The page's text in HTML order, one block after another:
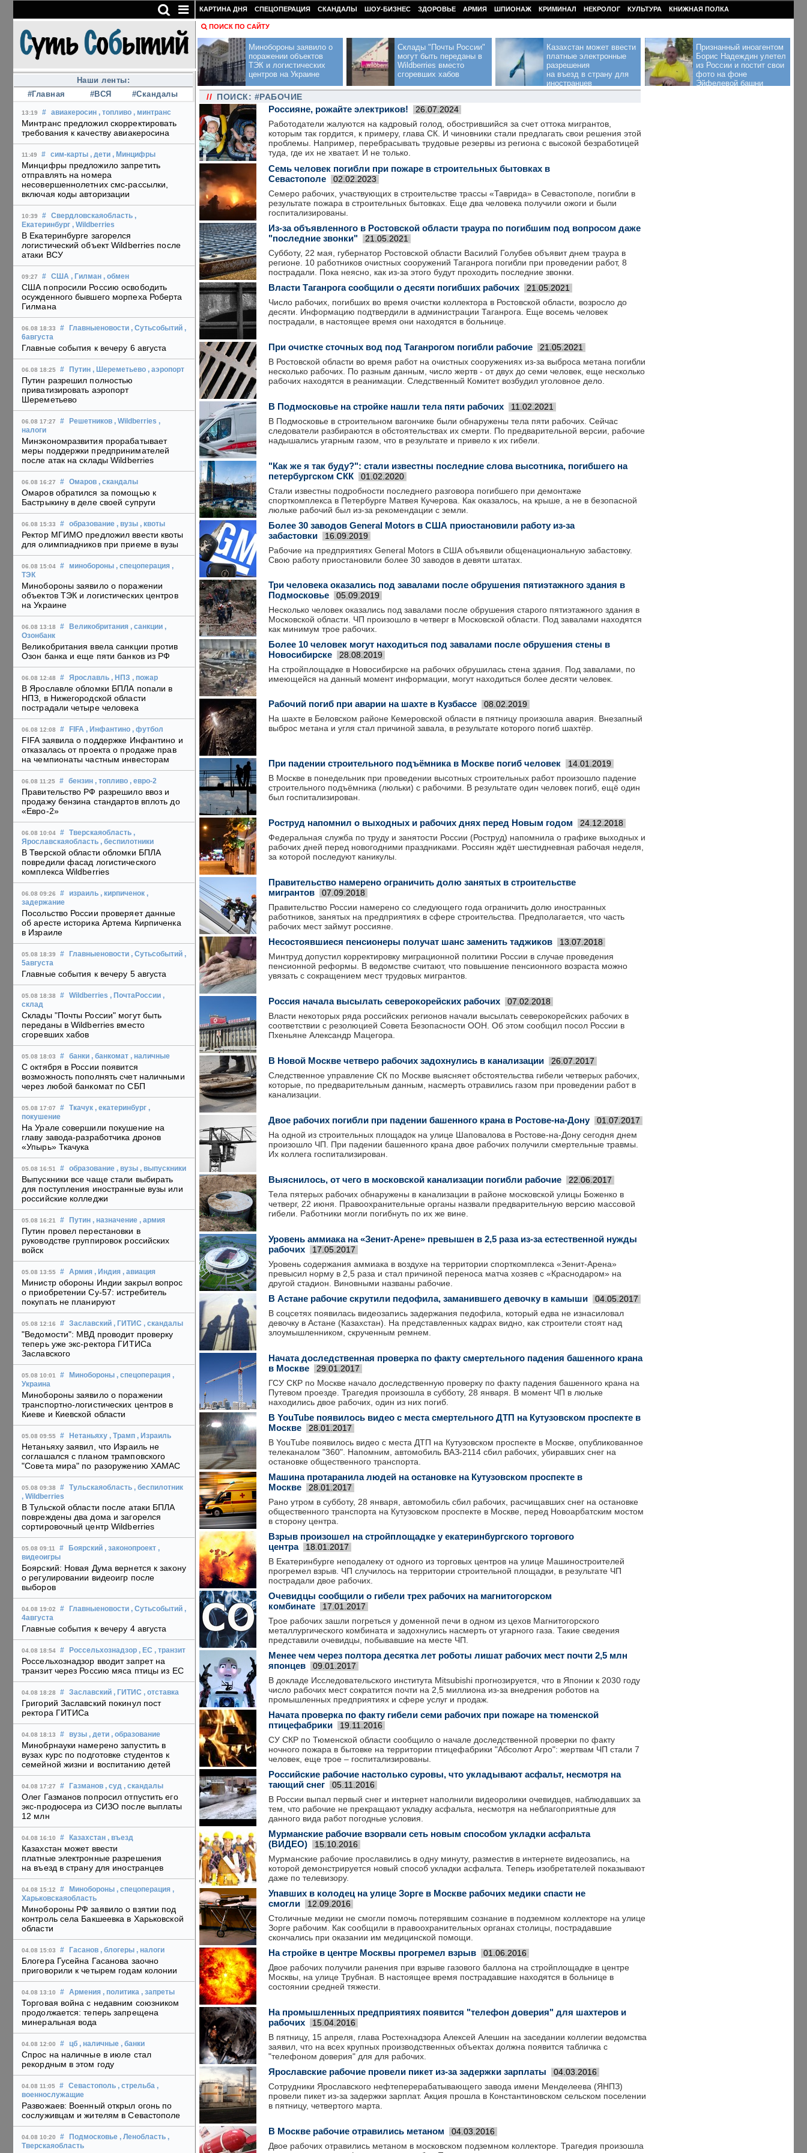
Наши ленты:
#Главная
#ВСЯ #Скандалы
13:19 # авиакеросин , топливо , минтранс
Минтранс предложил скорректировать
требования к качеству авиакеросина
11:49 # сим-карты , дети , Минцифры
Минцифры предложило запретить
отправлять на номера
несовершеннолетних смс-рассылки,
включая коды авторизации
10:39 # Свердловскаяобласть ,
Екатеринбург , Wildberries
В Екатеринбурге загорелся
логистический объект Wildberries после
атаки ВСУ
09:27 # США , Гилман , обмен
США попросили Россию освободить
осужденного бывшего морпеха Роберта
Гилмана
06.08 18:33 # Главныеновости , Сутьсобытий ,
6августа
Главные события к вечеру 6 августа
06.08 18:25 # Путин , Шереметьево , аэропорт
Путин разрешил полностью
приватизировать аэропорт
Шереметьево
06.08 17:27 # Решетников , Wildberries ,
налоги
Минэкономразвития прорабатывает
меры поддержки предпринимателей
после атак на склады Wildberries
06.08 16:27 # Омаров , скандалы
Омаров обратился за помощью к
Бастрыкину в деле своей супруги
06.08 15:33 # образование , вузы , квоты
Ректор МГИМО предложил ввести квоты
для олимпиадников при приеме в вузы
06.08 15:04 # минобороны , спецоперация ,
ТЭК
Минобороны заявило о поражении
объектов ТЭК и логистических центров
на Украине
06.08 13:18 # Великобритания , санкции ,
Озонбанк
Великобритания ввела санкции против
Озон банка и еще пяти банков из РФ
06.08 12:48 # Ярославль , НПЗ , пожар
В Ярославле обломки БПЛА попали в
НПЗ, в Нижегородской области
пострадали четыре человека
06.08 12:08 # FIFA , Инфантино , футбол
FIFA заявила о поддержке Инфантино и
отказалась от проекта о продаже прав
на чемпионаты частным инвесторам
06.08 11:25 # бензин , топливо , евро-2
Правительство РФ разрешило ввоз и
продажу бензина стандартов вплоть до
«Евро-2»
06.08 10:04 # Тверскаяобласть ,
Ярославскаяобласть , беспилотники
В Тверской области обломки БПЛА
повредили фасад логистического
комплекса Wildberries
06.08 09:26 # израиль , кирпиченок ,
задержание
Посольство России проверяет данные
об аресте историка Артема Кирпиченка
в Израиле
05.08 18:39 # Главныеновости , Сутьсобытий ,
5августа
Главные события к вечеру 5 августа
05.08 18:38 # Wildberries , ПочтаРоссии ,
склад
Склады "Почты России" могут быть
переданы в Wildberries вместо
сгоревших хабов
05.08 18:03 # банки , банкомат , наличные
С октября в России появится
возможность пополнять счет наличными
через любой банкомат по СБП
05.08 17:07 # Ткачук , екатеринбург ,
покушение
На Урале совершили покушение на
главу завода-разработчика дронов
«Упырь» Ткачука
05.08 16:51 # образование , вузы , выпускники
Выпускники все чаще стали выбирать
для поступления иностранные вузы или
российские колледжи
05.08 16:21 # Путин , назначение , армия
Путин провел перестановки в
руководстве группировок российских
войск
05.08 13:55 # Армия , Индия , авиация
Министр обороны Индии закрыл вопрос
о приобретении Су-57: истребитель
покупать не планируют
05.08 12:16 # Заславский , ГИТИС , скандалы
"Ведомости": МВД проводит проверку
теперь уже экс-ректора ГИТИСа
Заславского
05.08 10:01 # Минобороны , спецоперация ,
Украина
Минобороны заявило о поражении
транспортно-логистических центров в
Киеве и Киевской области
05.08 09:55 # Нетаньяху , Трамп , Израиль
Нетаньяху заявил, что Израиль не
соглашался с планом трамповского
"Совета мира" по разоружению ХАМАС
05.08 09:38 # Тульскаяобласть , беспилотник
, Wildberries
В Тульской области после атаки БПЛА
повреждены два дома и загорелся
сортировочный центр Wildberries
05.08 09:11 # Боярский , законопроект ,
видеоигры
Боярский: Новая Дума вернется к закону
о регулировании видеоигр после
выборов
04.08 19:02 # Главныеновости , Сутьсобытий ,
4августа
Главные события к вечеру 4 августа
04.08 18:54 # Россельхознадзор , ЕС , транзит
Россельхознадзор вводит запрет на
транзит через Россию мяса птицы из ЕС
04.08 18:28 # Заславский , ГИТИС , отставка
Григорий Заславский покинул пост
ректора ГИТИСа
04.08 18:13 # вузы , дети , образование
Минобрнауки намерено запустить в
вузах курс по подготовке студентов к
семейной жизни и воспитанию детей
04.08 17:27 # Газманов , суд , скандалы
Олег Газманов попросил отпустить его
экс-продюсера из СИЗО после выплаты
12 млн
04.08 16:10 # Казахстан , въезд
Казахстан может ввести
платные электронные разрешения
на въезд в страну для иностранцев
04.08 15:12 # Минобороны , спецоперация ,
Харьковскаяобласть
Минобороны РФ заявило о взятии под
контроль села Бакшеевка в Харьковской
области
04.08 15:03 # Гасанов , блогеры , налоги
Блогера Гусейна Гасанова заочно
приговорили к четырем годам колонии
04.08 13:10 # Армения , политика , запреты
Торговая война с недавним союзником
продолжается: теперь запрещена
минеральная вода
04.08 12:00 # цб , наличные , банки
Спрос на наличные в июле стал
рекордным в этом году
04.08 11:05 # Севастополь , стрельба ,
военнослужащие
Развожаев: Военный открыл огонь по
сослуживцам и жителям в Севастополе
04.08 10:20 # Подмосковье , Ленобласть ,
Тверскаяобласть
КАРТИНА ДНЯ СПЕЦОПЕРАЦИЯ СКАНДАЛЫ ШОУ-БИЗНЕС ЗДОРОВЬЕ АРМИЯ ШПИОНАЖ КРИМИНАЛ НЕКРОЛОГ КУЛЬТУРА КНИЖНАЯ ПОЛКА
ПОИСК ПО САЙТУ
Минобороны заявило о
поражении объектов
ТЭК и логистических
центров на Украине
Склады "Почты России"
могут быть переданы в
Wildberries вместо
сгоревших хабов
Казахстан может ввести
платные электронные
разрешения
на въезд в страну для
иностранцев
Признанный иноагентом
Борис Надеждин улетел
из России и постит свои
фото на фоне
Эйфелевой башни
// ПОИСК: #РАБОЧИЕ
Россияне, рожайте электриков! 26.07.2024
Работодатели жалуются на кадровый голод, обострившийся за счет оттока мигрантов,
которым так гордится, к примеру, глава СК. И чиновники стали предлагать свои решения этой
проблемы. Например, перебрасывать трудовые резервы из региона с высокой безработицей
туда, где их не хватает. И не только.
Семь человек погибли при пожаре в строительных бытовках в
Севастополе
02.02.2023
Семеро рабочих, участвующих в строительстве трассы «Таврида» в Севастополе, погибли в
результате пожара в строительных бытовках. Еще два человека получили ожоги и были
госпитализированы.
Из-за объявленного в Ростовской области траура по погибшим под вопросом даже
"последние звонки"
21.05.2021
Субботу, 22 мая, губернатор Ростовской области Василий Голубев объявит днем траура в
регионе. 10 работников очистных сооружений Таганрога погибли при проведении работ, 8
пострадали. Пока неясно, как из-за этого будут проходить последние звонки.
Власти Таганрога сообщили о десяти погибших рабочих 21.05.2021
Число рабочих, погибших во время очистки коллектора в Ростовской области, возросло до
десяти. Информацию подтвердили в администрации Таганрога. Еще восемь человек
пострадали, в настоящее время они находятся в больнице.
При очистке сточных вод под Таганрогом погибли рабочие 21.05.2021
В Ростовской области во время работ на очистных сооружениях из-за выброса метана погибли
несколько рабочих. По разным данным, число жертв - от двух до семи человек, еще несколько
рабочих находятся в реанимации. Следственный Комитет возбудил уголовное дело.
В Подмосковье на стройке нашли тела пяти рабочих 11.02.2021
В Подмосковье в строительном вагончике были обнаружены тела пяти рабочих. Сейчас
следователи разбираются в обстоятельствах их смерти. По предварительной версии, рабочие
надышались угарным газом, что в результате и привело к их гибели.
"Как же я так буду?": стали известны последние слова высотника, погибшего на
петербургском СКК
01.02.2020
Стали известны подробности последнего разговора погибшего при демонтаже
спорткомплекса в Петербурге Матвея Кучерова. Как оказалось, на крыше, а не в безопасной
люльке рабочий был из-за рекомендации с земли.
Более 30 заводов General Motors в США приостановили работу из-за
забастовки
16.09.2019
Рабочие на предприятиях General Motors в США объявили общенациональную забастовку.
Свою работу приостановили более 30 заводов в девяти штатах.
Три человека оказались под завалами после обрушения пятиэтажного здания в
Подмосковье
05.09.2019
Несколько человек оказались под завалами после обрушения старого пятиэтажного здания в
Московской области. ЧП произошло в четверг в Московской области. Под завалами находятся
как минимум трое рабочих.
Более 10 человек могут находиться под завалами после обрушения стены в
Новосибирске
28.08.2019
На стройплощадке в Новосибирске на рабочих обрушилась стена здания. Под завалами, по
имеющейся на данный момент информации, могут находиться более десяти человек.
Рабочий погиб при аварии на шахте в Кузбассе 08.02.2019
На шахте в Беловском районе Кемеровской области в пятницу произошла авария. Внезапный
выброс метана и угля стал причиной завала, в результате которого погиб шахтёр.
При падении строительного подъёмника в Москве погиб человек 14.01.2019
В Москве в понедельник при проведении высотных строительных работ произошло падение
строительного подъёмника (люльки) с рабочими. В результате один человек погиб, ещё один
был госпитализирован.
Роструд напомнил о выходных и рабочих днях перед Новым годом 24.12.2018
Федеральная служба по труду и занятости России (Роструд) напомнила о графике выходных и
рабочих дней перед новогодними праздниками. Россиян ждёт шестидневная рабочая неделя,
за которой последуют каникулы.
Правительство намерено ограничить долю занятых в строительстве
мигрантов
07.09.2018
Правительство России намерено со следующего года ограничить долю иностранных
работников, занятых на предприятиях в сфере строительства. Предполагается, что часть
рабочих мест займут россияне.
Несостоявшиеся пенсионеры получат шанс заменить таджиков 13.07.2018
Минтруд допустил корректировку миграционной политики России в случае проведения
пенсионной реформы. В ведомстве считают, что повышение пенсионного возраста можно
увязать с сокращением мест трудовых мигрантов.
Россия начала высылать северокорейских рабочих 07.02.2018
Власти некоторых ряда российских регионов начали высылать северокорейских рабочих в
соответствии с резолюцией Совета Безопасности ООН. Об этом сообщил посол России в
Пхеньяне Александр Мацегора.
В Новой Москве четверо рабочих задохнулись в канализации 26.07.2017
Следственное управление СК по Москве выясняет обстоятельства гибели четверых рабочих,
которые, по предварительным данным, насмерть отравились газом при проведении работ в
канализации.
Двое рабочих погибли при падении башенного крана в Ростове-на-Дону 01.07.2017
На одной из строительных площадок на улице Шаповалова в Ростове-на-Дону сегодня днем
произошло ЧП. При падении башенного крана двое рабочих получили смертельные травмы.
Их коллега госпитализирован.
Выяснилось, от чего в московской канализации погибли рабочие 22.06.2017
Тела пятерых рабочих обнаружены в канализации в районе московской улицы Боженко в
четверг, 22 июня. Правоохранительные органы назвали предварительную версию массовой
гибели. Работники могли погибнуть по их же вине.
Уровень аммиака на «Зенит-Арене» превышен в 2,5 раза из-за естественной нужды
рабочих
17.05.2017
Уровень содержания аммиака в воздухе на территории спорткомплекса «Зенит-Арена»
превысил норму в 2,5 раза и стал причиной переноса матча хозяев с «Краснодаром» на
другой стадион. Виновными названы рабочие.
В Астане рабочие скрутили педофила, заманившего девочку в камыши 04.05.2017
В соцсетях появилась видеозапись задержания педофила, который едва не изнасиловал
девочку в Астане (Казахстан). На представленных кадрах видно, как строители стоят над
злоумышленником, скрученным ремнем.
Начата доследственная проверка по факту смертельного падения башенного крана
в Москве
29.01.2017
ГСУ СКР по Москве начало доследственную проверку по факту падения башенного крана на
Путевом проезде. Трагедия произошла в субботу, 28 января. В момент ЧП в люльке
находились двое рабочих, один из них погиб.
В YouTube появилось видео с места смертельного ДТП на Кутузовском проспекте в
Москве
28.01.2017
В YouTube появилось видео с места ДТП на Кутузовском проспекте в Москве, опубликованное
телеканалом "360". Напомним, автомобиль ВАЗ-2114 сбил рабочих, убиравших снег на
остановке общественного транспорта.
Машина протаранила людей на остановке на Кутузовском проспекте в
Москве
28.01.2017
Рано утром в субботу, 28 января, автомобиль сбил рабочих, расчищавших снег на остановке
общественного транспорта на Кутузовском проспекте в Москве, перед Новоарбатским мостом
в сторону центра.
Взрыв произошел на стройплощадке у екатеринбургского торгового
центра
18.01.2017
В Екатеринбурге неподалеку от одного из торговых центров на улице Машиностроителей
прогремел взрыв. ЧП случилось на территории строительной площадки, в результате ЧП
пострадали двое рабочих.
Очевидцы сообщили о гибели трех рабочих на магнитогорском
комбинате
17.01.2017
Трое рабочих зашли погреться у доменной печи в одном из цехов Магнитогорского
металлургического комбината и задохнулись насмерть от угарного газа. Такие сведения
представили очевидцы, побывавшие на месте ЧП.
Менее чем через полтора десятка лет роботы лишат рабочих мест почти 2,5 млн
японцев
09.01.2017
В докладе Исследовательского института Mitsubishi прогнозируется, что в Японии к 2030 году
число рабочих мест сократится почти на 2,5 миллиона из-за внедрения роботов на
промышленных предприятиях и сфере услуг и продаж.
Начата проверка по факту гибели семи рабочих при пожаре на тюменской
птицефабрики
19.11.2016
СУ СКР по Тюменской области сообщило о начале доследственной проверки по факту
ночного пожара в бытовке на территории птицефабрики "Абсолют Агро": жертвам ЧП стали 7
человек, еще трое – госпитализированы.
Российские рабочие настолько суровы, что укладывают асфальт, несмотря на
тающий снег
05.11.2016
В России выпал первый снег и интернет наполнили видеоролики очевидцев, наблюдавших за
тем, что рабочие не прекращают укладку асфальта, несмотря на неблагоприятные для
данного вида работ погодные условия.
Мурманские рабочие взорвали сеть новым способом укладки асфальта
(ВИДЕО)
15.10.2016
Мурманские рабочие прославились в одну минуту, разместив в интернете видеозапись, на
которой демонстрируется новый способ укладки асфальта. Теперь изобретателей показывают
даже по телевизору.
Упавших в колодец на улице Зорге в Москве рабочих медики спасти не
смогли
12.09.2016
Столичные медики не смогли помочь потерявшим сознание в подземном коллекторе на улице
Зорге рабочим. Как сообщили в правоохранительных органах столицы, пострадавшие
скончались при оказании им медицинской помощи.
На стройке в центре Москвы прогремел взрыв 01.06.2016
Двое рабочих получили ранения при взрыве газового баллона на стройплощадке в центре
Москвы, на улице Трубная. В настоящее время пострадавшие находятся в больнице в
состоянии средней тяжести.
На промышленных предприятиях появится "телефон доверия" для шахтеров и
рабочих
15.04.2016
В пятницу, 15 апреля, глава Ростехнадзора Алексей Алешин на заседании коллегии ведомства
заявил, что на всех крупных производственных объектах должна появится табличка с
"телефоном доверия" для для рабочих.
Ярославские рабочие провели пикет из-за задержки зарплаты 04.03.2016
Сотрудники Ярославского нефтеперерабатывающего завода имени Менделеева (ЯНПЗ)
провели пикет из-за задержки зарплат. Акция прошла в Константиновском сельском поселении
в пятницу, четвертого марта.
В Москве рабочие отравились метаном 04.03.2016
Двое рабочих отравились метаном в московском подземном коллекторе. Трагедия произошла